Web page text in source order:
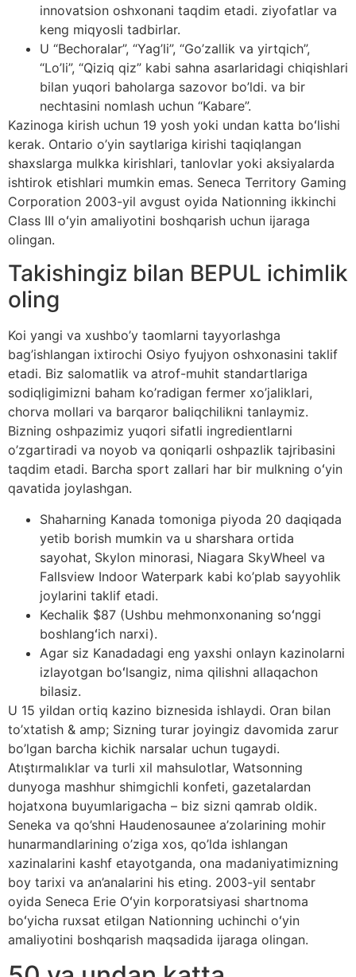
innovatsion oshxonani taqdim etadi. ziyofatlar va
keng miqyosli tadbirlar.
U “Bechoralar”, “Yag’li”, “Go’zallik va yirtqich”,
“Lo’li”, “Qiziq qiz” kabi sahna asarlaridagi chiqishlari
bilan yuqori baholarga sazovor bo’ldi. va bir
nechtasini nomlash uchun “Kabare”.
Kazinoga kirish uchun 19 yosh yoki undan katta boʻlishi
kerak. Ontario o’yin saytlariga kirishi taqiqlangan
shaxslarga mulkka kirishlari, tanlovlar yoki aksiyalarda
ishtirok etishlari mumkin emas. Seneca Territory Gaming
Corporation 2003-yil avgust oyida Nationning ikkinchi
Class III oʻyin amaliyotini boshqarish uchun ijaraga
olingan.
Takishingiz bilan BEPUL ichimlik
oling
Koi yangi va xushbo’y taomlarni tayyorlashga
bag’ishlangan ixtirochi Osiyo fyujyon oshxonasini taklif
etadi. Biz salomatlik va atrof-muhit standartlariga
sodiqligimizni baham ko’radigan fermer xo’jaliklari,
chorva mollari va barqaror baliqchilikni tanlaymiz.
Bizning oshpazimiz yuqori sifatli ingredientlarni
o’zgartiradi va noyob va qoniqarli oshpazlik tajribasini
taqdim etadi. Barcha sport zallari har bir mulkning oʻyin
qavatida joylashgan.
Shaharning Kanada tomoniga piyoda 20 daqiqada
yetib borish mumkin va u sharshara ortida
sayohat, Skylon minorasi, Niagara SkyWheel va
Fallsview Indoor Waterpark kabi ko’plab sayyohlik
joylarini taklif etadi.
Kechalik $87 (Ushbu mehmonxonaning soʻnggi
boshlangʻich narxi).
Agar siz Kanadadagi eng yaxshi onlayn kazinolarni
izlayotgan boʻlsangiz, nima qilishni allaqachon
bilasiz.
U 15 yildan ortiq kazino biznesida ishlaydi. Oran bilan
to’xtatish & amp; Sizning turar joyingiz davomida zarur
bo’lgan barcha kichik narsalar uchun tugaydi.
Atıştırmalıklar va turli xil mahsulotlar, Watsonning
dunyoga mashhur shimgichli konfeti, gazetalardan
hojatxona buyumlarigacha – biz sizni qamrab oldik.
Seneka va qo’shni Haudenosaunee a’zolarining mohir
hunarmandlarining o’ziga xos, qo’lda ishlangan
xazinalarini kashf etayotganda, ona madaniyatimizning
boy tarixi va an’analarini his eting. 2003-yil sentabr
oyida Seneca Erie Oʻyin korporatsiyasi shartnoma
boʻyicha ruxsat etilgan Nationning uchinchi oʻyin
amaliyotini boshqarish maqsadida ijaraga olingan.